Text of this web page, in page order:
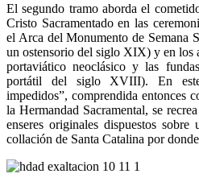
El segundo tramo aborda el
Cristo Sacramentado en las
el Arca del Monumento de Semana
un ostensorio del siglo XIX) y en los
portaviático neoclásico y las
portátil del siglo XVIII). En
impedidos”, comprendida entonces
la Hermandad Sacramental, se
enseres originales dispuestos
collación de Santa Catalina por